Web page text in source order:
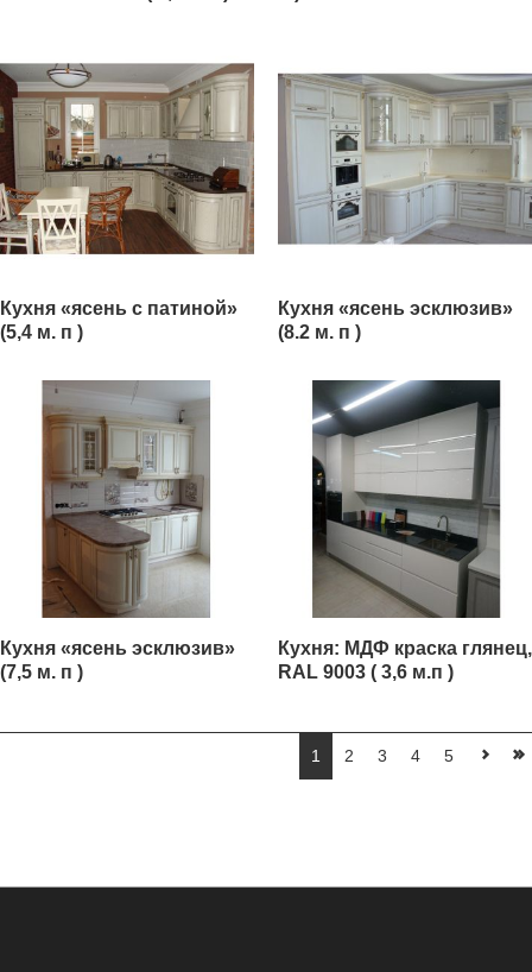
Кухня «ясень с патиной»
(5,4 м. п )
Кухня «ясень эсклюзив»
(8.2 м. п )
Кухня «ясень эсклюзив»
(7,5 м. п )
Кухня: МДФ краска глянец,
RAL 9003 ( 3,6 м.п )
1 2 3 4 5